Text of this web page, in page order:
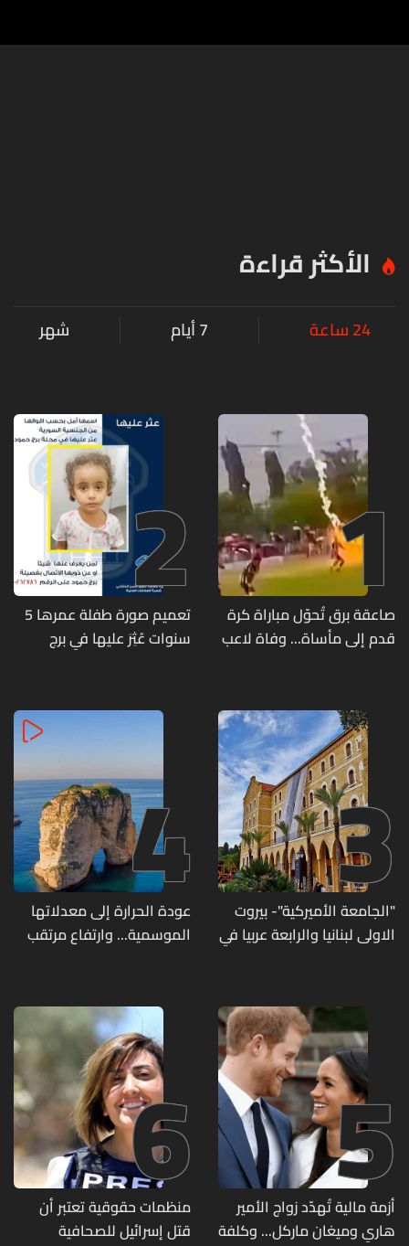
الأكثر قراءة
24 ساعة 7 أيام شهر
1
صاعقة برق تُحوّل مباراة كرة
قدم إلى مأساة... وفاة لاعب
2
تعميم صورة طفلة عمرها 5
سنوات عُثِرَ عليها في برج
3
"الجامعة الأميركية"- بيروت
الاولى لبنانيا والرابعة عربيا في
4
عودة الحرارة إلى معدلاتها
الموسمية... وارتفاع مرتقب
5
أزمة مالية تُهدّد زواج الأمير
هاري وميغان ماركل... وكلفة
6
منظمات حقوقية تعتبر أن
قتل إسرائيل للصحافية